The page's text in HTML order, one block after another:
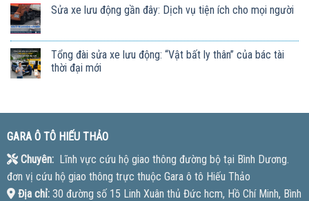
Sửa xe lưu động gần đây: Dịch vụ tiện ích cho mọi người
Tổng đài sửa xe lưu động: “Vật bất ly thân” của bác tài
thời đại mới
GARA Ô TÔ HIẾU THẢO
Chuyên:Lĩnh vực cứu hộ giao thông đường bộ tại Bình Dương.
đơn vị cứu hộ giao thông trực thuộc Gara ô tô Hiếu Thảo
Địa chỉ:30 đường số 15 Linh Xuân thủ Đức hcm, Hồ Chí Minh, Bình